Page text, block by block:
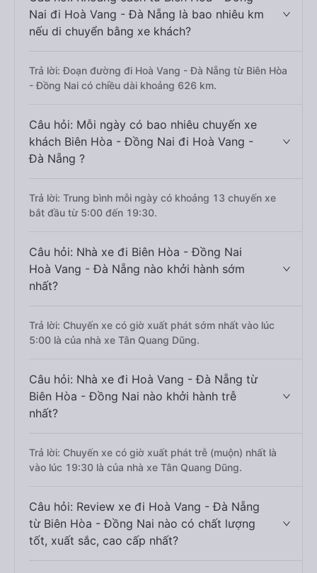
Nai đi Hoà Vang - Đà Nẵng là bao nhiêu km
nếu di chuyển bằng xe khách?
Trả lời: Đoạn đường đi Hoà Vang - Đà Nẵng từ Biên Hòa
- Đồng Nai có chiều dài khoảng 626 km.
Câu hỏi: Mỗi ngày có bao nhiêu chuyến xe
khách Biên Hòa - Đồng Nai đi Hoà Vang -
Đà Nẵng ?
Trả lời: Trung bình mỗi ngày có khoảng 13 chuyến xe
bắt đầu từ 5:00 đến 19:30.
Câu hỏi: Nhà xe đi Biên Hòa - Đồng Nai
Hoà Vang - Đà Nẵng nào khởi hành sớm
nhất?
Trả lời: Chuyến xe có giờ xuất phát sớm nhất vào lúc
5:00 là của nhà xe Tân Quang Dũng.
Câu hỏi: Nhà xe đi Hoà Vang - Đà Nẵng từ
Biên Hòa - Đồng Nai nào khởi hành trễ
nhất?
Trả lời: Chuyến xe có giờ xuất phát trễ (muộn) nhất là
vào lúc 19:30 là của nhà xe Tân Quang Dũng.
Câu hỏi: Review xe đi Hoà Vang - Đà Nẵng
từ Biên Hòa - Đồng Nai nào có chất lượng
tốt, xuất sắc, cao cấp nhất?